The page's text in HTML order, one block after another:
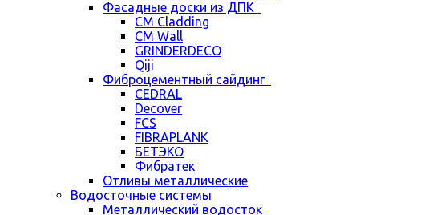
Фасадные доски из ДПК
CM Cladding
CM Wall
GRINDERDECO
Qiji
Фиброцементный сайдинг
CEDRAL
Decover
FCS
FIBRAPLANK
БЕТЭКО
Фибратек
Отливы металлические
Водосточные системы
Металлический водосток